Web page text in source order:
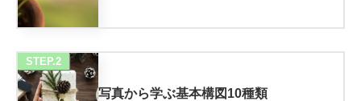
STEP.2
写真から学ぶ基本構図10種類